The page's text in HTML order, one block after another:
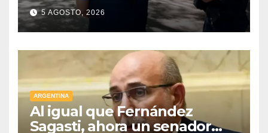
con cuatro delincuentes
detenidos
5 AGOSTO, 2026
ARGENTINA
Al igual que Fernández
Sagasti, ahora un senador